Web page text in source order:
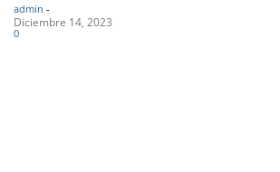
admin -
Diciembre 14, 2023
0